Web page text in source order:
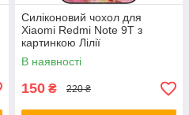
Силіконовий чохол для
Xiaomi Redmi Note 9T з
картинкою Лілії
В наявності
150 ₴ 220 ₴